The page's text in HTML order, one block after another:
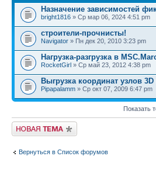
Назначение зависимостей
bright1816 » Ср мар 06, 2024 4:51 pm
строители-прочнисты!
Navigator » Пн дек 20, 2010 3:23 pm
Нагрузка-разгрузка в
RocketGirl » Ср май 23, 2012 4:38 pm
Выгрузка координат узлов
Pipapalamm » Ср окт 07, 2009 6:47 pm
Показать
Новая тема
Вернуться в Список форумов